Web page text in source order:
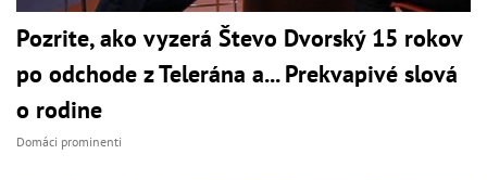
Pozrite, ako vyzerá Števo Dvorský 15 rokov
po odchode z Telerána a... Prekvapivé slová
o rodine
Domáci prominenti